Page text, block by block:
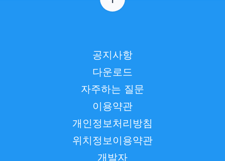
공지사항
다운로드
자주하는 질문
이용약관
개인정보처리방침
위치정보이용약관
개발자